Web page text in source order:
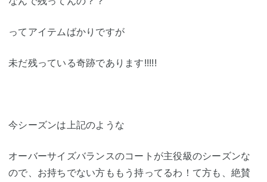
ってアイテムばかりですが
未だ残っている奇跡であります!!!!!
今シーズンは上記のような
オーバーサイズバランスのコートが主役級のシーズンな
ので、お持ちでない方ももう持ってるわ！て方も、絶賛